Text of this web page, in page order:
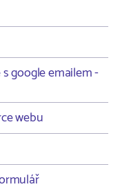
google emailem -
webu